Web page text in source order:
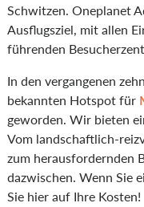
Schwitzen. Oneplanet
Ausflugsziel, mit allen
führenden
In den vergangenen
bekannten Hotspot für
geworden. Wir bieten
Vom landschaftlich-
zum herausfordernden
dazwischen. Wenn Sie
Sie hier auf Ihre Kosten!